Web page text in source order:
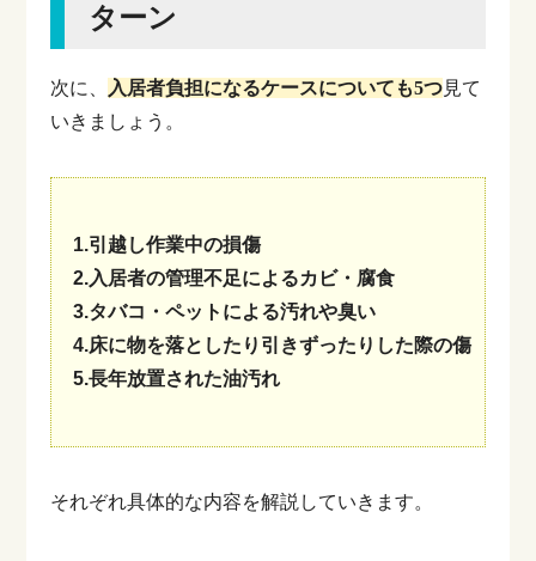
ターン
次に、 入居者負担になるケースについても5つ見て
いきましょう。
1.引越し作業中の損傷
2.入居者の管理不足によるカビ・腐食
3.タバコ・ペットによる汚れや臭い
4.床に物を落としたり引きずったりした際の傷
5.長年放置された油汚れ
それぞれ具体的な内容を解説していきます。